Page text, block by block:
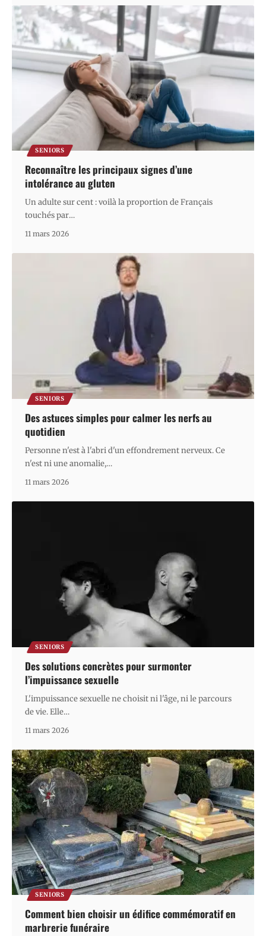
SENIORS
Reconnaître les principaux signes d’une
intolérance au gluten
Un adulte sur cent : voilà la proportion de Français
touchés par…
11 mars 2026
SENIORS
Des astuces simples pour calmer les nerfs au
quotidien
Personne n'est à l'abri d'un effondrement nerveux. Ce
n'est ni une anomalie,…
11 mars 2026
SENIORS
Des solutions concrètes pour surmonter
l’impuissance sexuelle
L'impuissance sexuelle ne choisit ni l'âge, ni le parcours
de vie. Elle…
11 mars 2026
SENIORS
Comment bien choisir un édifice commémoratif en
marbrerie funéraire